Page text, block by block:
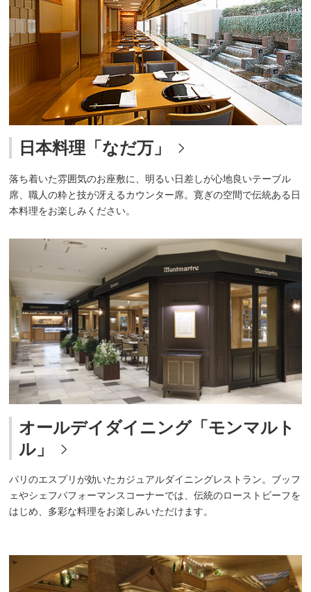
日本料理「なだ万」
落ち着いた雰囲気のお座敷に、明るい日差しが心地良いテーブル
席、職人の粋と技が冴えるカウンター席。寛ぎの空間で伝統ある日
本料理をお楽しみください。
オールデイダイニング「モンマルト
ル」
パリのエスプリが効いたカジュアルダイニングレストラン。ブッフ
ェやシェフパフォーマンスコーナーでは、伝統のローストビーフを
はじめ、多彩な料理をお楽しみいただけます。